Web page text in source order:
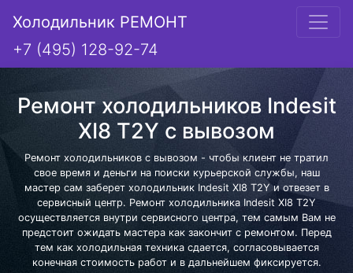
Холодильник РЕМОНТ
+7 (495) 128-92-74
Ремонт холодильников Indesit
XI8 T2Y с вывозом
Ремонт холодильников с вывозом - чтобы клиент не тратил
свое время и деньги на поиски курьерской службы, наш
мастер сам заберет холодильник Indesit XI8 T2Y и отвезет в
сервисный центр. Ремонт холодильника Indesit XI8 T2Y
осуществляется внутри сервисного центра, тем самым Вам не
предстоит ожидать мастера как закончит с ремонтом. Перед
тем как холодильная техника сдается, согласовывается
конечная стоимость работ и в дальнейшем фиксируется.